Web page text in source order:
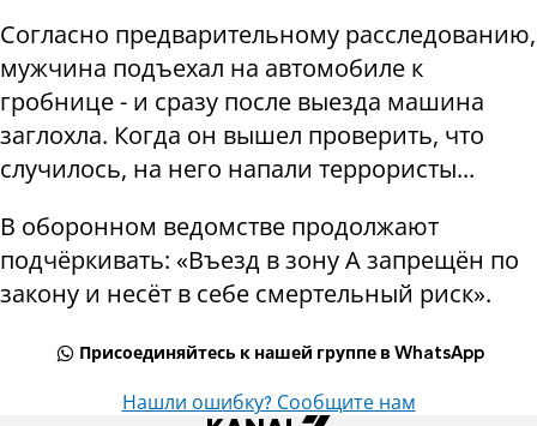
Согласно предварительному расследованию,
мужчина подъехал на автомобиле к
гробнице - и сразу после выезда машина
заглохла. Когда он вышел проверить, что
случилось, на него напали террористы...
В оборонном ведомстве продолжают
подчёркивать: «Въезд в зону А запрещён по
закону и несёт в себе смертельный риск».
Присоединяйтесь к нашей группе в WhatsApp
Нашли ошибку? Сообщите нам